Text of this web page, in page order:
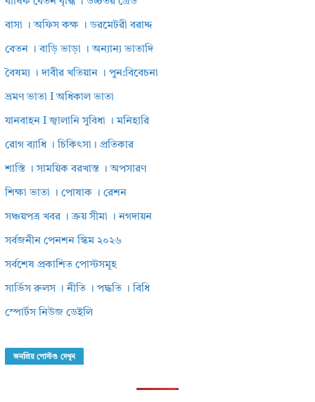
বাসা । অফিস কক্ষ । ডরমেটরী বরাদ্দ
বেতন । বাড়ি ভাড়া । অন্যান্য ভাতাদি
বৈষম্য । দাবীর খতিয়ান । পুন:বিবেচনা
ভ্রমণ ভাতা I অধিকাল ভাতা
যানবাহন I জ্বালানি সুবিধা । মনিহারি
রোগ ব্যাধি । চিকিৎসা। প্রতিকার
শাস্তি । সাময়িক বরখাস্ত । অপসারণ
শিক্ষা ভাতা । পোষাক । রেশন
সঞ্চয়পত্র খবর । ক্রয় সীমা । নগদায়ন
সর্বজনীন পেনশন স্কিম ২০২৬
সর্বশেষ প্রকাশিত পোস্টসমূহ
সার্ভিস রুলস । নীতি । পদ্ধতি । বিধি
স্পোর্টস নিউজ ডেইলি
জনপ্রিয় পোস্টগু দেখুন